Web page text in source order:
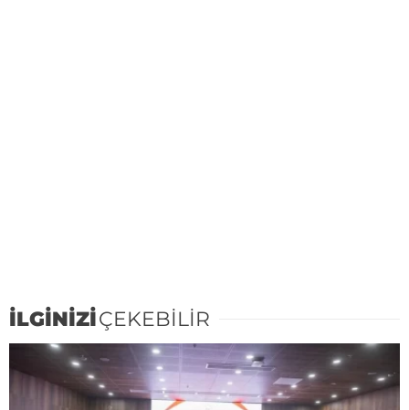
İLGİNİZİÇEKEBİLİR